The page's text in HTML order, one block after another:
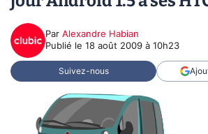
Par Alexandre Habian
Publié le 18 août 2009 à 10h23
Suivez-nous